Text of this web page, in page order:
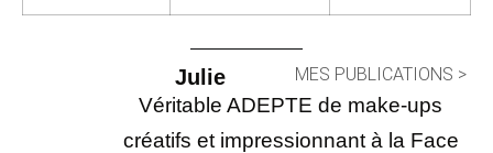
Julie MES PUBLICATIONS >
Véritable ADEPTE de make-ups
créatifs et impressionnant à la Face